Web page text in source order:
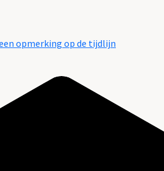
opmerking op de tijdlijn